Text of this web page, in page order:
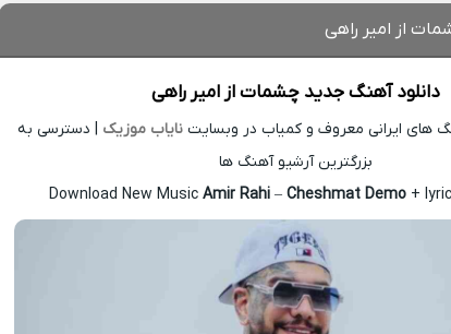
از امیر راهی
دانلود آهنگ جدید چشمات ازامیر راهی
های ایرانی معروف و کمیاب در وبسایتنایاب موزیک | دسترسی به
بزرگترین آرشیو آهنگ ها
Download New MusicAmir Rahi –Cheshmat Demo +